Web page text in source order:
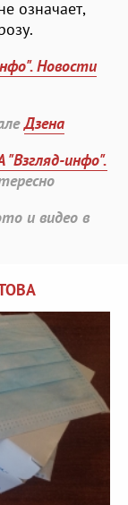
означает,
Новости
Дзена
"Взгляд-инфо".
и видео в